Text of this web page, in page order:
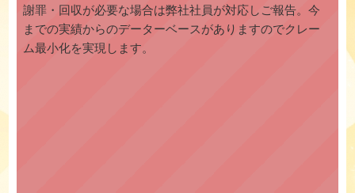
謝罪・回収が必要な場合は弊社社員が対応しご報告。今
までの実績からのデーターベースがありますのでクレー
ム最小化を実現します。